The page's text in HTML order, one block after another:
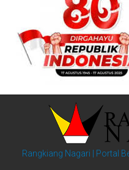
Rangkiang Nagari | Portal